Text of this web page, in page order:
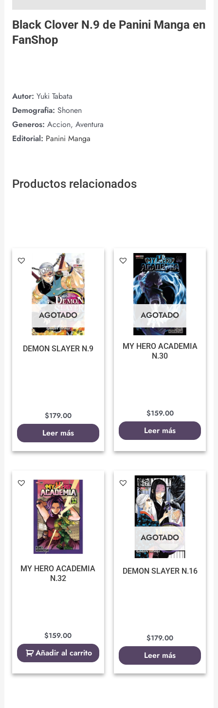
Black Clover N.9 de Panini Manga en
FanShop
Autor: Yuki Tabata
Demografia: Shonen
Generos: Accion, Aventura
Editorial: Panini Manga
Productos relacionados
AGOTADO
DEMON SLAYER N.9
$179.00
Leer más
AGOTADO
MY HERO ACADEMIA
N.30
$159.00
Leer más
MY HERO ACADEMIA
N.32
$159.00
Añadir al carrito
AGOTADO
DEMON SLAYER N.16
$179.00
Leer más